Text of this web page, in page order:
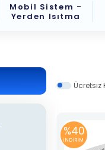
Mobil Sistem -
Yerden Isıtma
Ücretsiz
%40
İNDİRİM